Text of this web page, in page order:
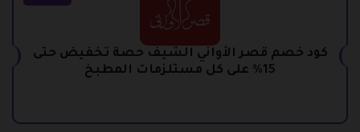
كود خصم قصر الأواني الشيف حصة تخفيض حتى
15% على كل مستلزمات المطبخ